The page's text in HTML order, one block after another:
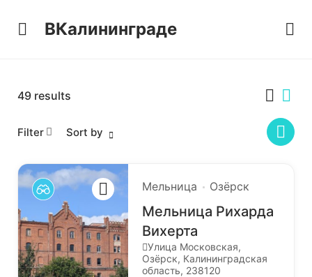
ВКалининграде
49 results
Filter Sort by
Мельница Озёрск
Мельница Рихарда
Вихерта
Улица Московская,
Озёрск, Калининградская
область, 238120